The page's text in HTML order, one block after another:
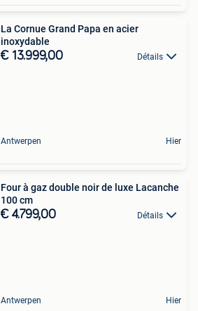
La Cornue Grand Papa en acier
inoxydable
€ 13.999,00 Détails
Antwerpen Hier
Four à gaz double noir de luxe Lacanche
100 cm
€ 4.799,00 Détails
Antwerpen Hier